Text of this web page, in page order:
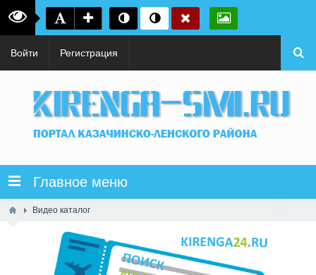
Войти Регистрация
Главное меню
Видео каталог